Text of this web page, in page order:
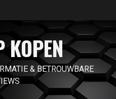
KOPEN
& BETROUWBARE